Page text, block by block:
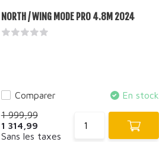
NORTH / WING MODE PRO 4.8M 2024
Comparer
En stock
1 999,99
1 314,99
Sans les taxes